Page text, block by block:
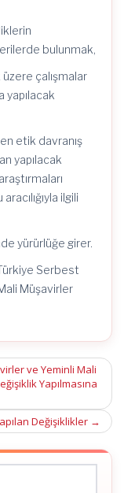
bulunmak,
çalışmalar
yapılacak
etik davranış
yapılacak
ilgili
yürürlüğe girer.
Serbest
Müşavirler
ve Yeminli Mali
Yapılmasına
Değişiklikler →